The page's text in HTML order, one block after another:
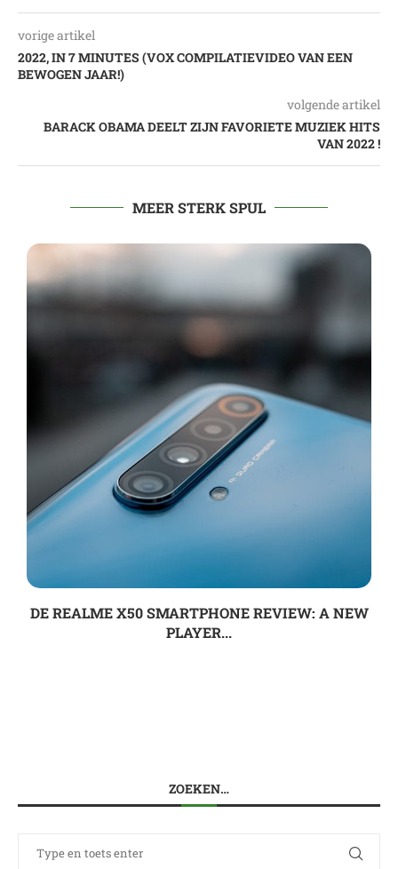
vorige artikel
2022, IN 7 MINUTES (VOX COMPILATIEVIDEO VAN EEN
BEWOGEN JAAR!)
volgende artikel
BARACK OBAMA DEELT ZIJN FAVORIETE MUZIEK HITS
VAN 2022 !
MEER STERK SPUL
DE REALME X50 SMARTPHONE REVIEW: A NEW
PLAYER...
ZOEKEN…